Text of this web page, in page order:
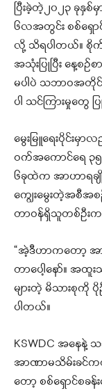
ပြီးခဲ့တဲ့၂၀၂၃ ခုနှ
၆လအတွင်း စစ်ရှော
လို့ သိရပါတယ်။ စိုက်
အသုံးပြုပြီး နေ့စ
မပါပဲ သဘာဝအတိုင်
ပါ သင်ကြားမှုတွေ ပ
မွေးမြူရေးပိုင်း
ဝက်အကောင်ရေ ၃၅
၆ခုထဲက အာဟာရ
ကျွေးမွေးတဲ့အစီအ
တာဝန်ရှိသူတစ်ဦး
“အဲ့ဒီဟာကတော့ အာ
တာပေါ့နော်။ အထူ
များတဲ့ မိသားစုကို
ပါတယ်။
KSWDC အနေနဲ့
အာဏာမသိမ်းခင်က
တော့ စစ်ရှောင်စ